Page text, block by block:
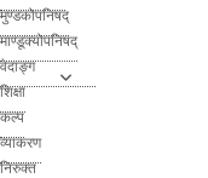
मुण्डकोपनिषद्
माण्डूक्योपनिषद्
वेदाङ्ग
शिक्षा
कल्प
व्याकरण
निरुक्त